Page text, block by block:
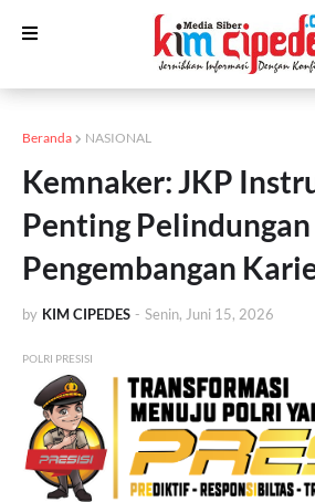
Beranda NASIONAL
Kemnaker: JKP
Penting
Pengembangan
by KIM CIPEDES - Senin, Juni 15, 2026
POLRI PRESISI